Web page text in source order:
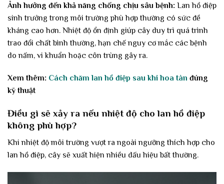
Ảnh hưởng đến khả năng chống chịu sâu bệnh: Lan hồ điệp
sinh trưởng trong môi trường phù hợp thường có sức đề
kháng cao hơn. Nhiệt độ ổn định giúp cây duy trì quá trình
trao đổi chất bình thường, hạn chế nguy cơ mắc các bệnh
do nấm, vi khuẩn hoặc côn trùng gây ra.
Xem thêm: Cách chăm lan hồ điệp sau khi hoa tàn đúng
kỹ thuật
Điều gì sẽ xảy ra nếu nhiệt độ cho lan hồ điệp
không phù hợp?
Khi nhiệt độ môi trường vượt ra ngoài ngưỡng thích hợp cho
lan hồ điệp, cây sẽ xuất hiện nhiều dấu hiệu bất thường.